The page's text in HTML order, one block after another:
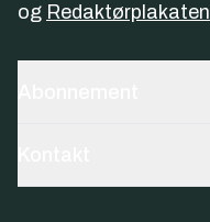
og Redaktørplakaten